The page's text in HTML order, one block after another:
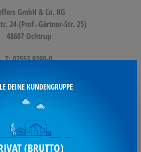
GmbH & Co. KG
24 (Prof.-Gärtner-Str. 25)
48607 Ochtrup
T: 02553 9390-0
info@steffers.de
SERVICES:
DEINE KUNDENGRUPPE
(BRUTTO)